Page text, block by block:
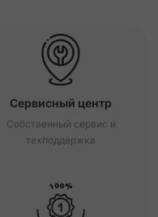
Сервисный центр
Собственный сервис и
техподдержка